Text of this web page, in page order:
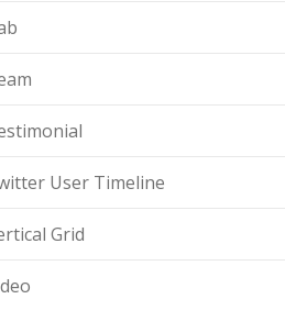
User Timeline
Grid